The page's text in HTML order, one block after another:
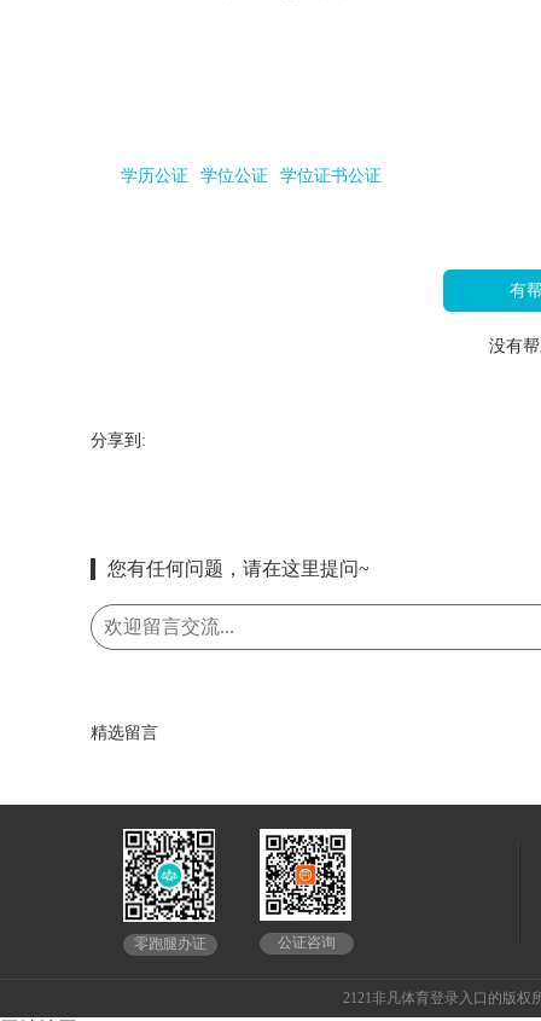
学历公证 学位公证 学位证书公证
有
没有
分享到:
您有任何问题，请在这里提问~
精选留言
零跑腿办证 公证咨询
2121非凡体育登录入口的版